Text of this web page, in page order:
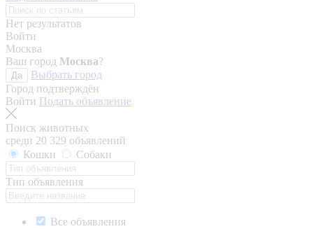
Нет результатов
Войти
Москва
Ваш город Москва?
Да
Выбрать город
Город подтверждён
Войти Подать объявление
Поиск животных
среди 20 329 объявлений
Кошки
Собаки
Тип объявления
Все объявления